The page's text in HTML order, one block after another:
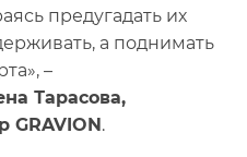
предугадать их
а поднимать
–
Тарасова,
GRAVION.